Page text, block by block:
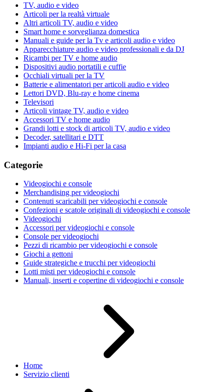
TV, audio e video
Articoli per la realtà virtuale
Altri articoli TV, audio e video
Smart home e sorveglianza domestica
Manuali e guide per la Tv e articoli audio e video
Apparecchiature audio e video professionali e da DJ
Ricambi per TV e home audio
Dispositivi audio portatili e cuffie
Occhiali virtuali per la TV
Batterie e alimentatori per articoli audio e video
Lettori DVD, Blu-ray e home cinema
Televisori
Articoli vintage TV, audio e video
Accessori TV e home audio
Grandi lotti e stock di articoli TV, audio e video
Decoder, satellitari e DTT
Impianti audio e Hi-Fi per la casa
Categorie
Videogiochi e console
Merchandising per videogiochi
Contenuti scaricabili per videogiochi e console
Confezioni e scatole originali di videogiochi e console
Videogiochi
Accessori per videogiochi e console
Console per videogiochi
Pezzi di ricambio per videogiochi e console
Giochi a gettoni
Guide strategiche e trucchi per videogiochi
Lotti misti per videogiochi e console
Manuali, inserti e copertine di videogiochi e console
Home
Servizio clienti